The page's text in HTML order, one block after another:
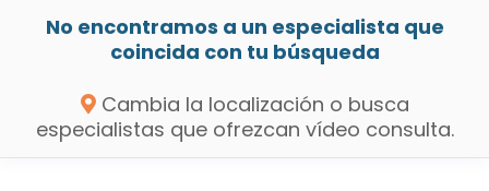
No encontramos a un especialista que
coincida con tu búsqueda
Cambia la localización o busca
especialistas que ofrezcan vídeo consulta.